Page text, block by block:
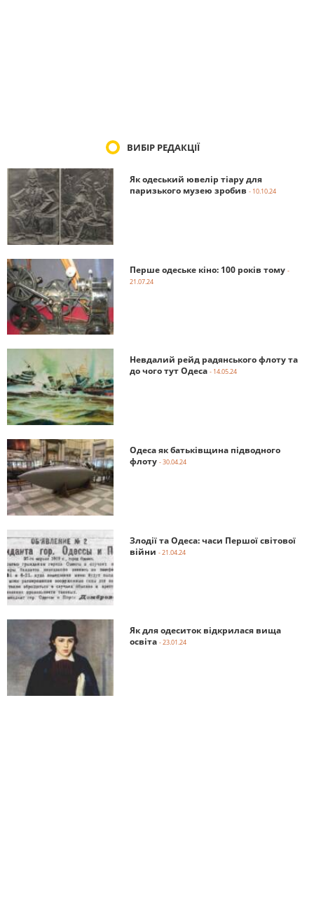
ВИБІР РЕДАКЦІЇ
Як одеський ювелір тіару для
паризького музею зробив - 10.10.24
Перше одеське кіно: 100 років тому -
21.07.24
Невдалий рейд радянського флоту та
до чого тут Одеса - 14.05.24
Одеса як батьківщина підводного
флоту - 30.04.24
Злодії та Одеса: часи Першої світової
війни - 21.04.24
Як для одеситок відкрилася вища
освіта - 23.01.24